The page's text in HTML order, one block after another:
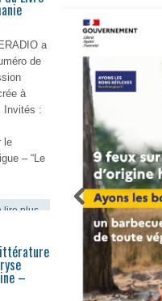
a
de
à
:
le
– “Le
lire plus
–